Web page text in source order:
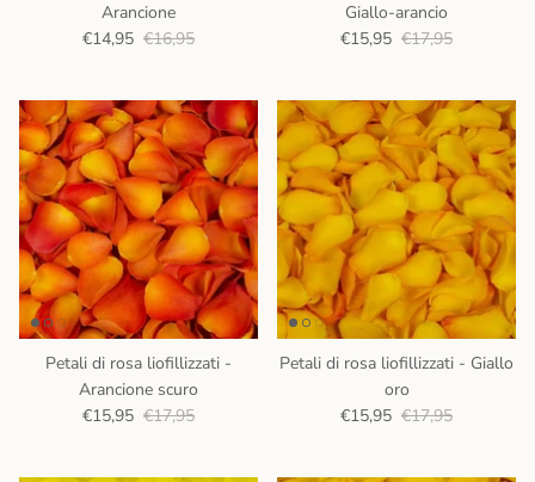
Arancione
€14,95 €16,95
Giallo-arancio
€15,95 €17,95
Petali di rosa liofillizzati -
Arancione scuro
€15,95 €17,95
Petali di rosa liofillizzati - Giallo
oro
€15,95 €17,95